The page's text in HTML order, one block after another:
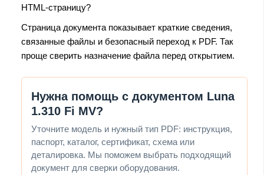
HTML-страницу?
Страница документа показывает краткие сведения,
связанные файлы и безопасный переход к PDF. Так
проще сверить назначение файла перед открытием.
Нужна помощь с документом Luna
1.310 Fi MV?
Уточните модель и нужный тип PDF: инструкция,
паспорт, каталог, сертификат, схема или
деталировка. Мы поможем выбрать подходящий
документ для сверки оборудования.